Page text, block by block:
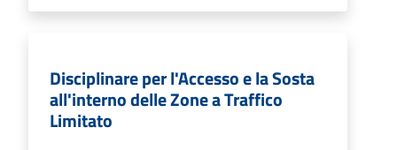
Disciplinare per l'Accesso e la Sosta
all'interno delle Zone a Traffico
Limitato